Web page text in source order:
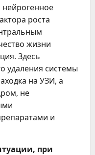
роста
жизни
Здесь
удаления системы
на УЗИ, а
не
и
при